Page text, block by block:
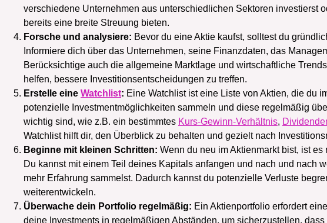
verschiedene Unternehmen aus unterschiedlichen Sektoren investierst
bereits eine breite Streuung bieten.
Forsche und analysiere: Bevor du eine Aktie kaufst, solltest du
Informiere dich über das Unternehmen, seine Finanzdaten, das
Berücksichtige auch die allgemeine Marktlage und wirtschaftliche
helfen, bessere Investitionsentscheidungen zu treffen.
Erstelle eine Watchlist: Eine Watchlist ist eine Liste von Aktien, die du
potenzielle Investmentmöglichkeiten sammeln und diese regelmäßig
wichtig sind, wie z.B. ein bestimmtes Kurs-Gewinn-Verhältnis,
Watchlist hilft dir, den Überblick zu behalten und gezielt nach
Beginne mit kleinen Schritten: Wenn du neu im Aktienmarkt bist, ist
Du kannst mit einem Teil deines Kapitals anfangen und nach und nach
mehr Erfahrung sammelst. Dadurch kannst du potenzielle Verluste
weiterentwickeln.
Überwache dein Portfolio regelmäßig: Ein Aktienportfolio erfordert
deine Investments in regelmäßigen Abständen, um sicherzustellen,